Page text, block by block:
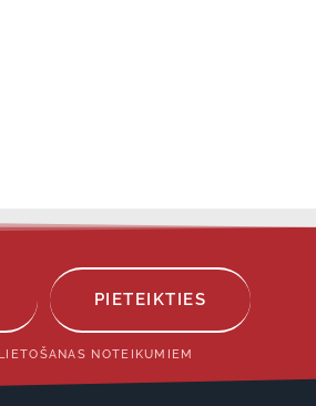
PIETEIKTIES
NOTEIKUMIEM